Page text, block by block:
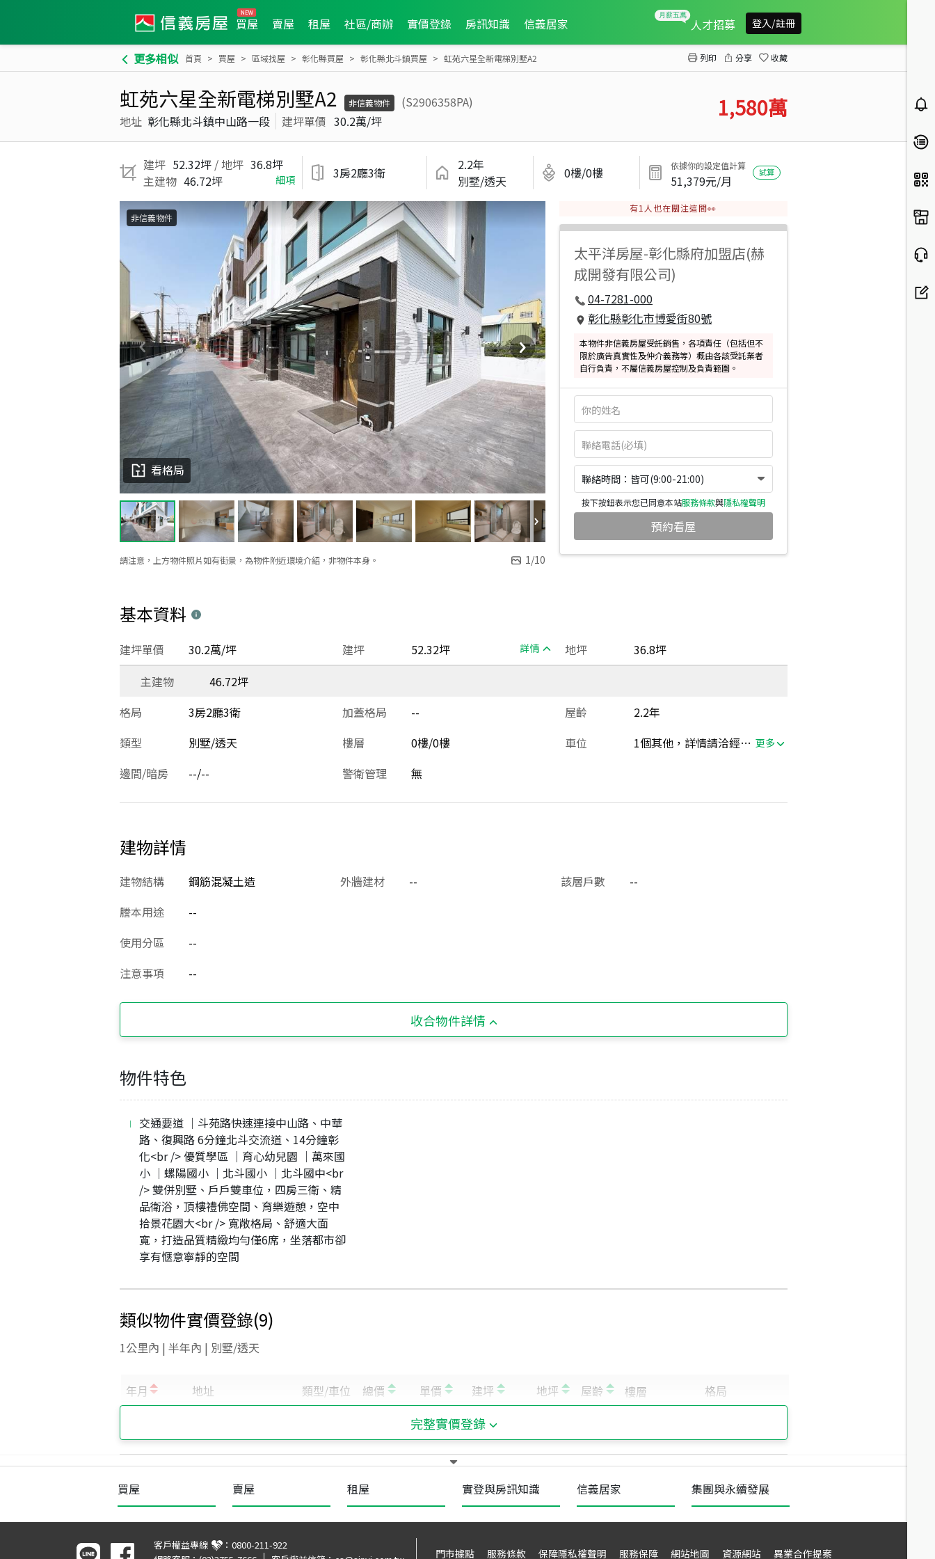
買屋 賣屋 租屋 社區/商辦 實價登錄 房訊知識 信義居家 人才招募 登入/註冊
更多相似 首頁 買屋 區域找屋 彰化縣買屋 彰化縣北斗鎮買屋 虹苑六星全新電梯別墅A2 列印 分享 收藏
虹苑六星全新電梯別墅A2 非信義物件
(S2906358PA)
地址 彰化縣北斗鎮中山路一段 建坪單價 30.2萬/坪 1,580萬
建坪 52.32坪 / 地坪 36.8坪
主建物 46.72坪 細項 3房2廳3衛
2.2年
別墅/透天
0樓/0樓 依據你的設定值計算
51,379元/月
試算
請注意，上方物件照片如有街景，為物件附近環境介紹，非物件本身。 1/10
看格局
非信義物件
有1 人也在關注這間👀
太平洋房屋-彰化縣府加盟店(赫
成開發有限公司)
04-7281-000
彰化縣彰化市博愛街80號
本物件非信義房屋受託銷售，各項責任（包括但不
限於廣告真實性及仲介義務等）概由各該受託業者
自行負責，不屬信義房屋控制及負責範圍。
聯絡時間：皆可(9:00-21:00)
按下按鈕表示您已同意本站服務條款與隱私權聲明
預約看屋
基本資料
建坪 52.32坪 詳情
建坪單價 30.2萬/坪 地坪
36.8坪
主建物
46.72坪
格局
3房2廳3衛 加蓋格局 -- 屋齡
2.2年
類型
別墅/透天 樓層 0樓/0樓 車位 1個其他，詳情請洽經紀人員 更多
邊間/暗房 --/-- 警衛管理 無
建物詳情
建物結構 鋼筋混凝土造 外牆建材 -- 該層戶數
--
謄本用途
--
使用分區
--
注意事項
--
收合物件詳情
物件特色
交通要道 ｜斗苑路快速連接中山路、中華
路、復興路 6分鐘北斗交流道、14分鐘彰
化<br /> 優質學區 ｜育心幼兒園 ｜萬來國
小 ｜螺陽國小 ｜北斗國小 ｜北斗國中<br
/> 雙併別墅、戶戶雙車位，四房三衛、精
品衛浴，頂樓禮佛空間、育樂遊憩，空中
拾景花園大<br /> 寬敞格局、舒適大面
寬，打造品質精緻均勻僅6席，坐落都市卻
享有愜意寧靜的空間
類似物件實價登錄(9)
1公里內 | 半年內 | 別墅/透天
完整實價登錄
買屋 賣屋 租屋 實登與房訊知識 信義居家 集團與永續發展
客戶權益專線 ： 0800-211-922
門市據點 服務條款 保障隱私權聲明 服務保障 網站地圖 資源網站 異業合作提案